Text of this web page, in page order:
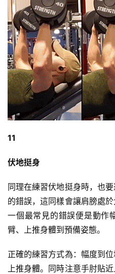
11
伏地挺身
同理在練習伏地挺身時，也
的錯誤，這同樣會讓肩膀處
一個最常見的錯誤便是動作
臂、上推身體到預備姿態。
正確的練習方式為：幅度到
上推身體。同時注意手肘貼